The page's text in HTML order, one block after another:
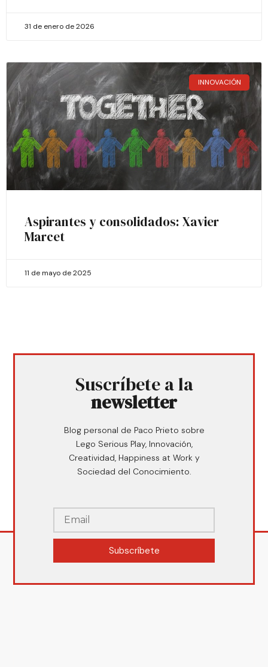
31 de enero de 2026
INNOVACIÓN
Aspirantes y consolidados: Xavier
Marcet
11 de mayo de 2025
Suscríbete a la
newsletter
Blog personal de Paco Prieto sobre
Lego Serious Play, Innovación,
Creatividad, Happiness at Work y
Sociedad del Conocimiento.
Subscríbete